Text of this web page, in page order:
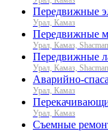
Передвижные
Урал, Камаз
Передвижные
Урал, Камаз, Shacman
Передвижные
Урал, Камаз,
Аварийно-
Урал, Камаз
Урал, Камаз
Съемные